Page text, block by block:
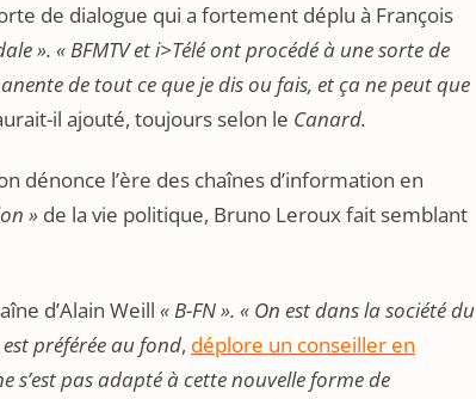
de dialogue qui a fortement déplu à François
». « BFMTV et i>Télé ont procédé à une sorte de
de tout ce que je dis ou fais, et ça ne peut que
il ajouté, toujours selon le Canard.
dénonce l’ère des chaînes d’information en
» de la vie politique, Bruno Leroux fait semblant
d’Alain Weill « B-FN ». « On est dans la société du
préférée au fond, déplore un conseiller en
s’est pas adapté à cette nouvelle forme de